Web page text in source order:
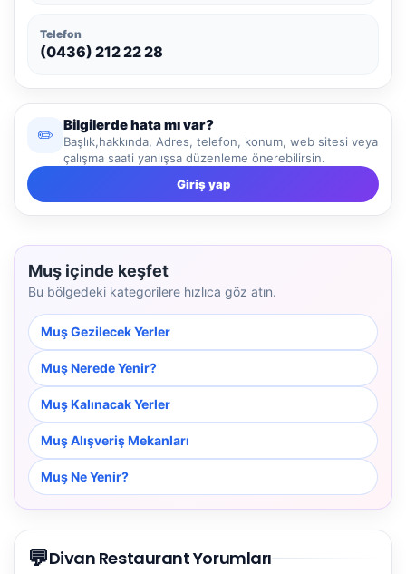
Telefon
(0436) 212 22 28
✏️
Bilgilerde hata mı var?
Başlık,hakkında, Adres, telefon, konum, web sitesi veya
çalışma saati yanlışsa düzenleme önerebilirsin.
Giriş yap
Muş içinde keşfet
Bu bölgedeki kategorilere hızlıca göz atın.
Muş Gezilecek Yerler
Muş Nerede Yenir?
Muş Kalınacak Yerler
Muş Alışveriş Mekanları
Muş Ne Yenir?
💬Divan Restaurant Yorumları